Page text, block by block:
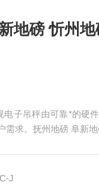
地磅 忻州
电子吊秤由可靠*的硬
需求。抚州地磅 阜新
J